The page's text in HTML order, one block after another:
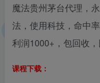
魔法贵州茅台代理，
法，使用科技，命中
利润1000+，包回收
课程下载：